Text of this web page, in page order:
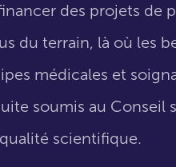
des projets de
du terrain, là où les
médicales et
soumis au Conseil
scientifique.